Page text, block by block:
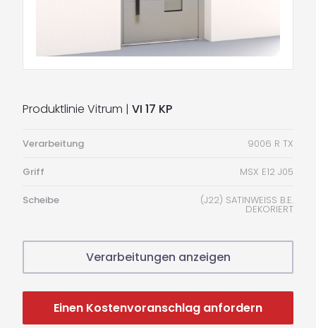
Produktlinie Vitrum | VI 17 KP
Verarbeitung 9006 R TX
Griff MSX E12 J05
Scheibe (J22) SATINWEISS B.E.
DEKORIERT
Verarbeitungen anzeigen
Einen Kostenvoranschlag anfordern